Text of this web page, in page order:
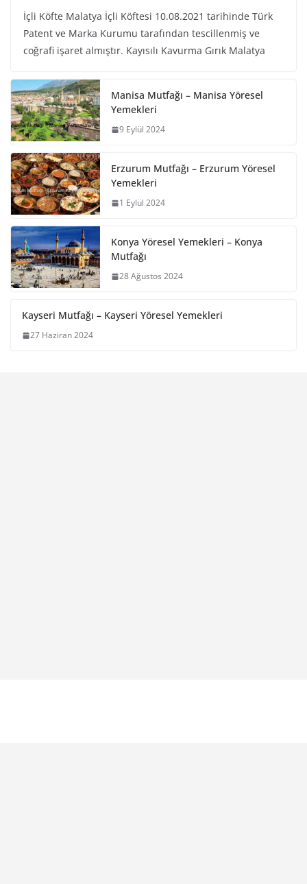
İçli Köfte Malatya İçli Köftesi 10.08.2021 tarihinde Türk
Patent ve Marka Kurumu tarafından tescillenmiş ve
coğrafi işaret almıştır. Kayısılı Kavurma Gırık Malatya
Manisa Mutfağı – Manisa Yöresel
Yemekleri
9 Eylül 2024
Erzurum Mutfağı – Erzurum Yöresel
Yemekleri
1 Eylül 2024
Konya Yöresel Yemekleri – Konya
Mutfağı
28 Ağustos 2024
Kayseri Mutfağı – Kayseri Yöresel Yemekleri
27 Haziran 2024